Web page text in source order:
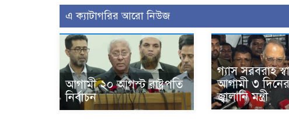
এ ক্যাটাগরির আরো নিউজ
আগামী ২০ আগস্ট রাষ্ট্রপতি
নির্বাচন
গ্যাস সরবরাহ
আগামী ৩
জ্বালানি মন্ত্রী